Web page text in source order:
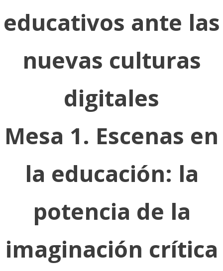
educativos ante las
nuevas culturas
digitales
Mesa 1. Escenas en
la educación: la
potencia de la
imaginación crítica